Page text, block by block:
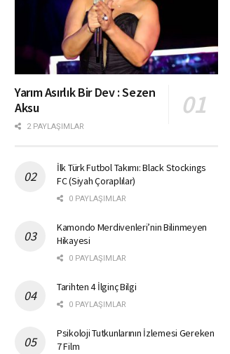
Yarım Asırlık Bir Dev : Sezen
Aksu
2 PAYLAŞIMLAR
İlk Türk Futbol Takımı: Black Stockings
FC (Siyah Çoraplılar)
0 PAYLAŞIMLAR
Kamondo Merdivenleri’nin Bilinmeyen
Hikayesi
0 PAYLAŞIMLAR
Tarihten 4 İlginç Bilgi
0 PAYLAŞIMLAR
Psikoloji Tutkunlarının İzlemesi Gereken
7 Film